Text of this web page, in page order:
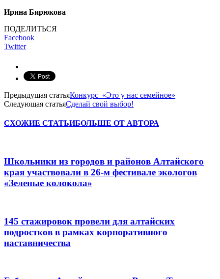
Ирина Бирюкова
ПОДЕЛИТЬСЯ
Facebook
Twitter
Предыдущая статьяКонкурс «Это у нас семейное»
Следующая статьяСделай свой выбор!
СХОЖИЕ СТАТЬИБОЛЬШЕ ОТ АВТОРА
Школьники из городов и районов Алтайского
края участвовали в 26-м фестивале экологов
«Зеленые колокола»
145 стажировок провели для алтайских
подростков в рамках корпоративного
наставничества